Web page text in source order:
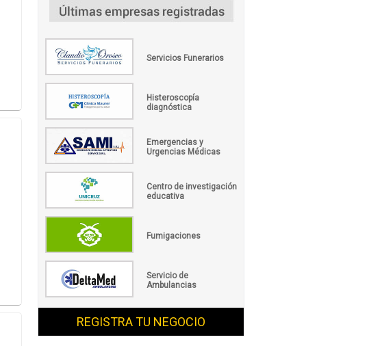
Servicios Funerarios
Histeroscopía
diagnóstica
Emergencias y
Urgencias Médicas
Centro de investigación
educativa
Fumigaciones
Servicio de
Ambulancias
REGISTRA TU NEGOCIO